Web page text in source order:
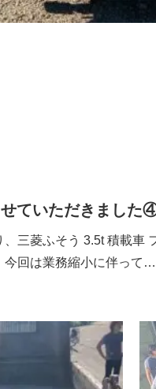
ていただきました
三菱ふそう 3.5t 積載車
今回は業務縮小に伴って…